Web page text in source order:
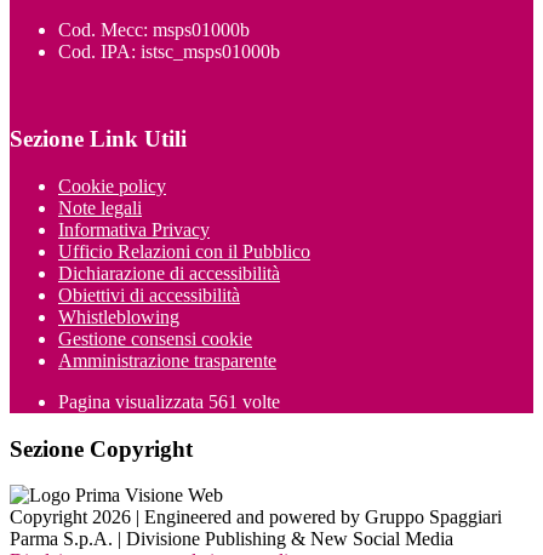
Cod. Mecc: msps01000b
Cod. IPA: istsc_msps01000b
Sezione Link Utili
Cookie policy
Note legali
Informativa Privacy
Ufficio Relazioni con il Pubblico
Dichiarazione di accessibilità
Obiettivi di accessibilità
Whistleblowing
Gestione consensi cookie
Amministrazione trasparente
Pagina visualizzata 561 volte
Sezione Copyright
Copyright 2026 | Engineered and powered by Gruppo Spaggiari
Parma S.p.A. | Divisione Publishing & New Social Media